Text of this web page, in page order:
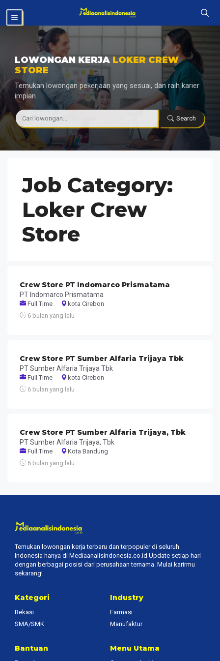
isi
MENU
LOWONGAN KERJA LOKER CREW
STORE
Temukan lowongan pekerjaan yang sesuai, dan raih karier
impian.
Search
Job Category:
Loker Crew
Store
Crew Store PT Indomarco Prismatama
PT Indomarco Prismatama
Full Time
kota Cirebon
6 bulan yang lalu
Crew Store PT Sumber Alfaria Trijaya Tbk
PT Sumber Alfaria Trijaya Tbk
Full Time
kota Cirebon
6 bulan yang lalu
Crew Store PT Sumber Alfaria Trijaya, Tbk
PT Sumber Alfaria Trijaya, Tbk
Full Time
Kota Bandung
6 bulan yang lalu
Temukan lowongan kerja terbaru dan terpopuler di seluruh
Indonesia hanya di Mediaanalisindonesia.co.id Update setiap hari
dengan berbagai posisi dari perusahaan ternama. Mulai karirmu
sekarang!
Kategori
Bekasi
SMA/SMK
Industry
Farmasi
Manufaktur
Bantuan Menu Utama